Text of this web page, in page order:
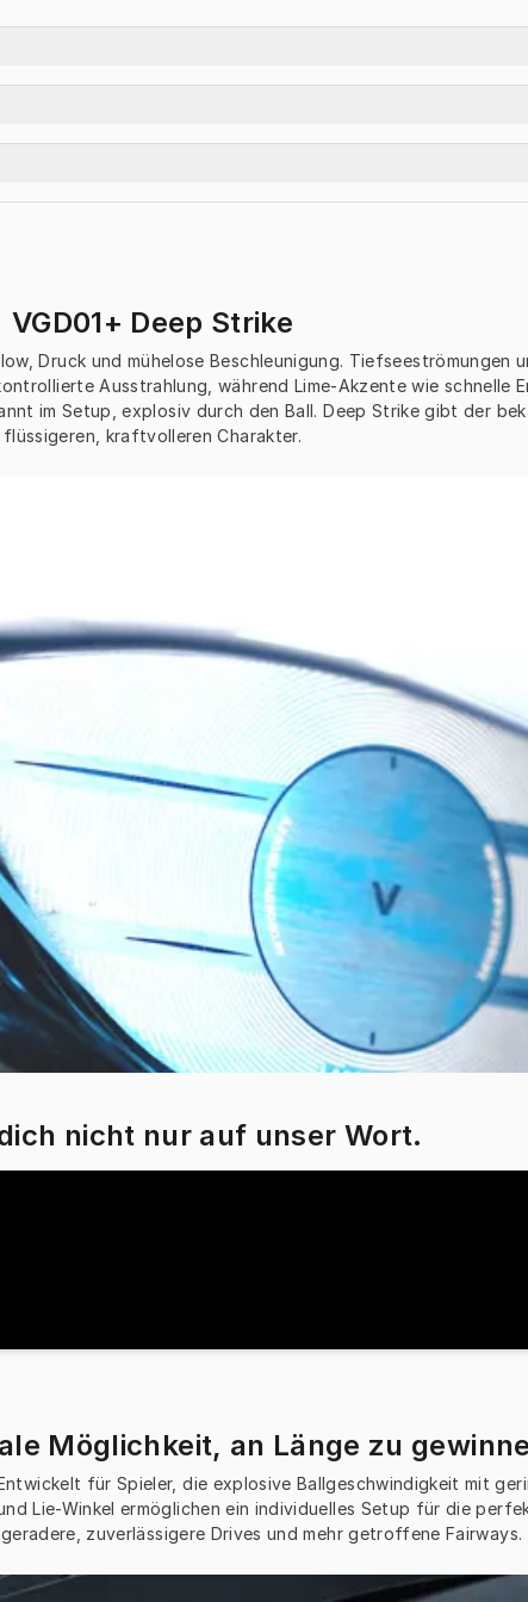
VGD01+ Deep Strike
Druck und mühelose Beschleunigung.
Ausstrahlung, während Lime-Akzente wie schnelle
im Setup, explosiv durch den Ball. Deep Strike gibt der
flüssigeren, kraftvolleren Charakter.
nicht nur auf unser Wort.
Möglichkeit, an Länge zu
für Spieler, die explosive Ballgeschwindigkeit mit
Lie-Winkel ermöglichen ein individuelles Setup für die
zuverlässigere Drives und mehr getroffene Fairways.